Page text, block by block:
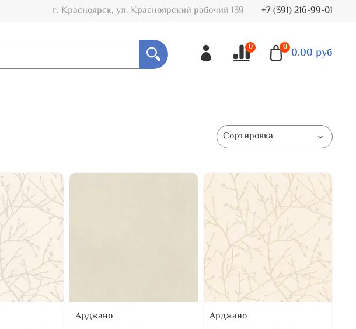
г. Красноярск, ул. Красноярский рабочий 139 +7 (391) 216-99-01
0 0 0.00 руб
Арджано
Арджано